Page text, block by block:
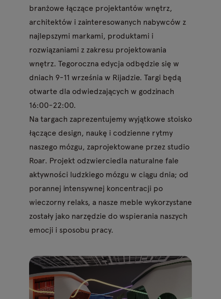
branżowe łączące projektantów wnętrz,
architektów i zainteresowanych nabywców z
najlepszymi markami, produktami i
rozwiązaniami z zakresu projektowania
wnętrz. Tegoroczna edycja odbędzie się w
dniach 9-11 września w Rijadzie. Targi będą
otwarte dla odwiedzających w godzinach
16:00-22:00.
Na targach zaprezentujemy wyjątkowe stoisko
łączące design, naukę i codzienne rytmy
naszego mózgu, zaprojektowane przez studio
Roar. Projekt odzwierciedla naturalne fale
aktywności ludzkiego mózgu w ciągu dnia; od
porannej intensywnej koncentracji po
wieczorny relaks, a nasze meble wykorzystane
zostały jako narzędzie do wspierania naszych
emocji i sposobu pracy.